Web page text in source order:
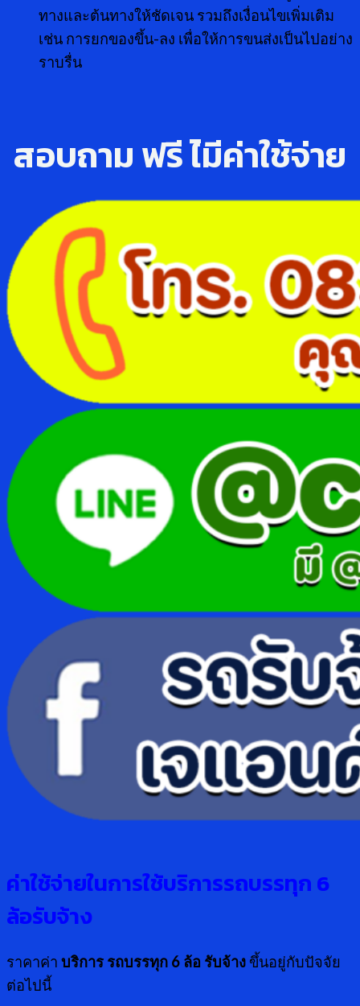
ทางและต้นทางให้ชัดเจน รวมถึงเงื่อนไขเพิ่มเติม
เช่น การยกของขึ้น-ลง เพื่อให้การขนส่งเป็นไปอย่าง
ราบรื่น
สอบถาม ฟรี ไ่มีค่าใช้จ่าย
ค่าใช้จ่ายในการใช้บริการรถบรรทุก 6
ล้อรับจ้าง
ราคาค่า บริการ รถบรรทุก 6 ล้อ รับจ้างขึ้นอยู่กับปัจจัย
ต่อไปนี้